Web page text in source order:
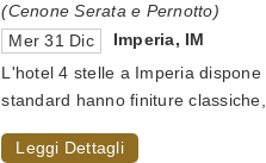
(Cenone Serata e Pernotto)
Mer 31 Dic
Imperia, IM
L'hotel 4 stelle a Imperia
standard hanno finiture classiche,
Leggi Dettagli